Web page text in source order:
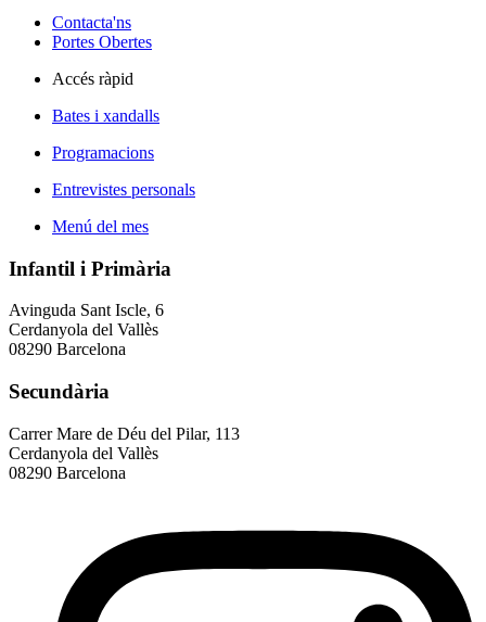
Contacta'ns
Portes Obertes
Accés ràpid
Bates i xandalls
Programacions
Entrevistes personals
Menú del mes
Infantil i Primària
Avinguda Sant Iscle, 6
Cerdanyola del Vallès
08290 Barcelona
Secundària
Carrer Mare de Déu del Pilar, 113
Cerdanyola del Vallès
08290 Barcelona